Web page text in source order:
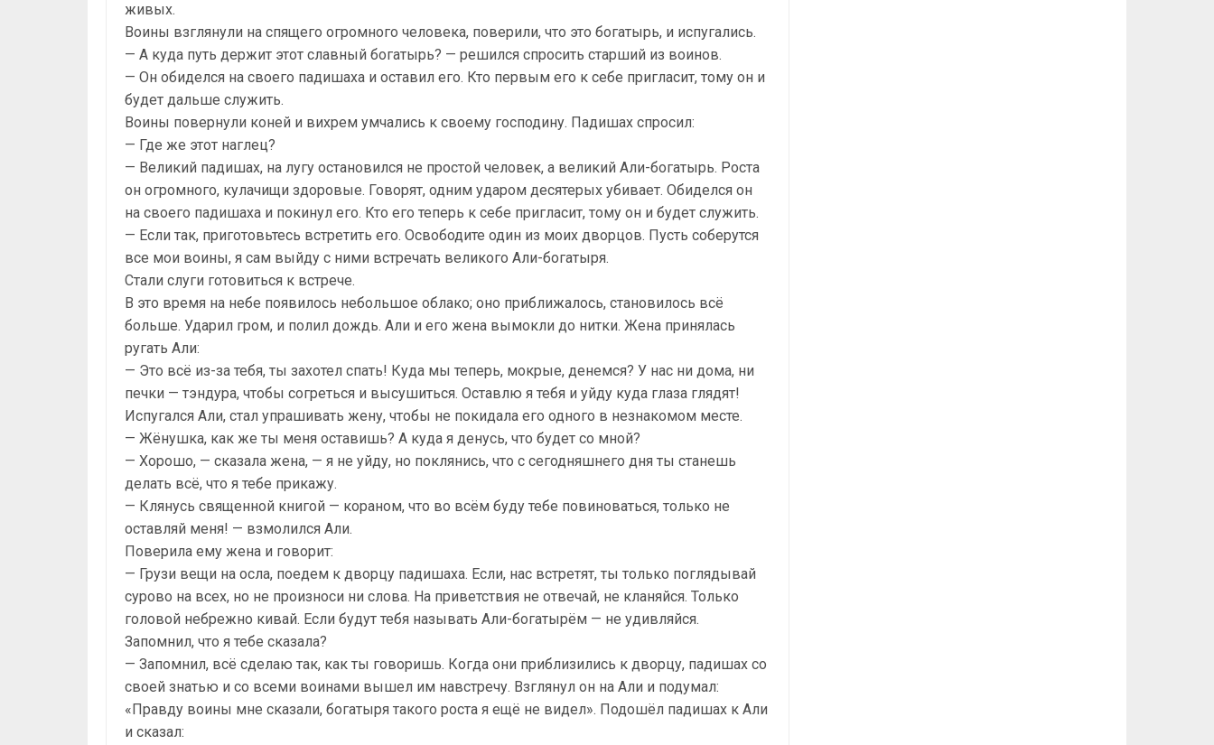
живых.
Воины взглянули на спящего огромного человека, поверили, что это богатырь, и испугались.
— А куда путь держит этот славный богатырь? — решился спросить старший из воинов.
— Он обиделся на своего падишаха и оставил его. Кто первым его к себе пригласит, тому он и
будет дальше служить.
Воины повернули коней и вихрем умчались к своему господину. Падишах спросил:
— Где же этот наглец?
— Великий падишах, на лугу остановился не простой человек, а великий Али-богатырь. Роста
он огромного, кулачищи здоровые. Говорят, одним ударом десятерых убивает. Обиделся он
на своего падишаха и покинул его. Кто его теперь к себе пригласит, тому он и будет служить.
— Если так, приготовьтесь встретить его. Освободите один из моих дворцов. Пусть соберутся
все мои воины, я сам выйду с ними встречать великого Али-богатыря.
Стали слуги готовиться к встрече.
В это время на небе появилось небольшое облако; оно приближалось, становилось всё
больше. Ударил гром, и полил дождь. Али и его жена вымокли до нитки. Жена принялась
ругать Али:
— Это всё из-за тебя, ты захотел спать! Куда мы теперь, мокрые, денемся? У нас ни дома, ни
печки — тэндура, чтобы согреться и высушиться. Оставлю я тебя и уйду куда глаза глядят!
Испугался Али, стал упрашивать жену, чтобы не покидала его одного в незнакомом месте.
— Жёнушка, как же ты меня оставишь? А куда я денусь, что будет со мной?
— Хорошо, — сказала жена, — я не уйду, но поклянись, что с сегодняшнего дня ты станешь
делать всё, что я тебе прикажу.
— Клянусь священной книгой — кораном, что во всём буду тебе повиноваться, только не
оставляй меня! — взмолился Али.
Поверила ему жена и говорит:
— Грузи вещи на осла, поедем к дворцу падишаха. Если, нас встретят, ты только поглядывай
сурово на всех, но не произноси ни слова. На приветствия не отвечай, не кланяйся. Только
головой небрежно кивай. Если будут тебя называть Али-богатырём — не удивляйся.
Запомнил, что я тебе сказала?
— Запомнил, всё сделаю так, как ты говоришь. Когда они приблизились к дворцу, падишах со
своей знатью и со всеми воинами вышел им навстречу. Взглянул он на Али и подумал:
«Правду воины мне сказали, богатыря такого роста я ещё не видел». Подошёл падишах к Али
и сказал: